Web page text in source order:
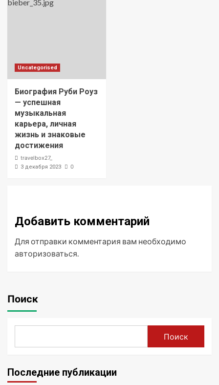
Uncategorised
Биография Руби Роуз
— успешная
музыкальная
карьера, личная
жизнь и знаковые
достижения
travelbox27_
3 декабря 2023 0
Добавить комментарий
Для отправки комментария вам необходимо
авторизоваться.
Поиск
Поиск
Последние публикации